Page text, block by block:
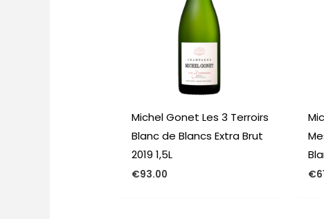
Michel Gonet Les 3 Terroirs
Blanc de Blancs Extra Brut
2019 1,5L
€93.00 €